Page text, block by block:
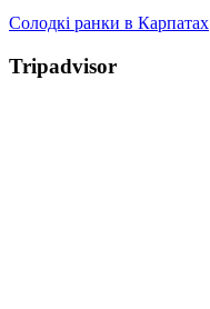
Солодкі ранки в Карпатах
Tripadvisor